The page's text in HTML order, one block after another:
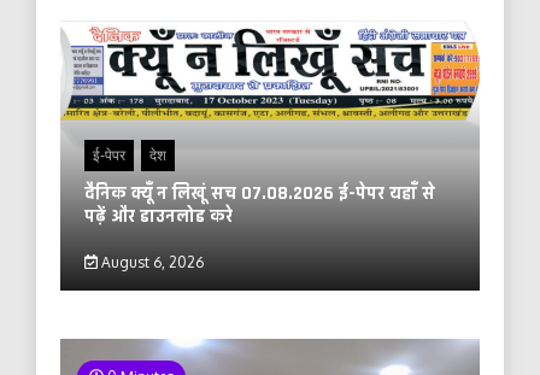
ई-पेपर देश
दैनिक क्यूँ न लिखूं सच 07.08.2026 ई-पेपर यहाँ से
पढ़ें और डाउनलोड करे
August 6, 2026